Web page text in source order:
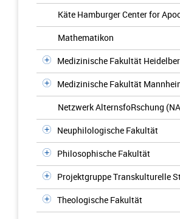
Käte Hamburger Center for
Mathematikon
Medizinische Fakultät
Medizinische Fakultät
Netzwerk AlternsfoRschung
Neuphilologische Fakultät
Philosophische Fakultät
Projektgruppe Transkulturelle
Theologische Fakultät